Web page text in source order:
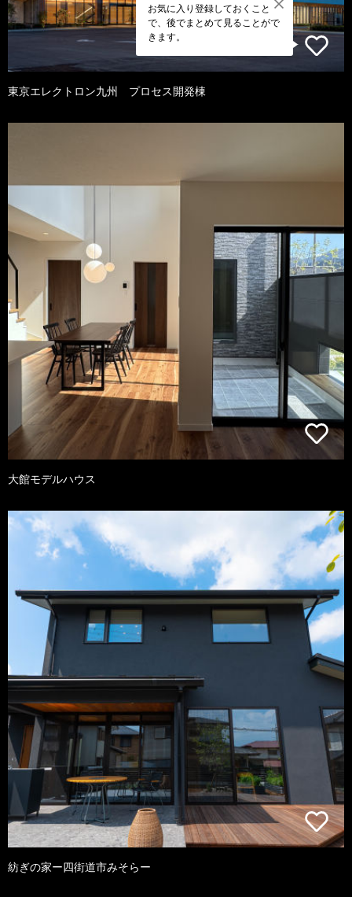
お気に入り登録しておくこと
で、後でまとめて見ることがで
きます。
東京エレクトロン九州 プロセス開発棟
大館モデルハウス
紡ぎの家ー四街道市みそらー